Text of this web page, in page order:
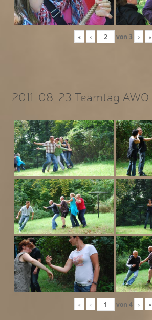
« ‹ von 3 › »
2011-08-23 Teamtag AWO
« ‹ von 4 › »